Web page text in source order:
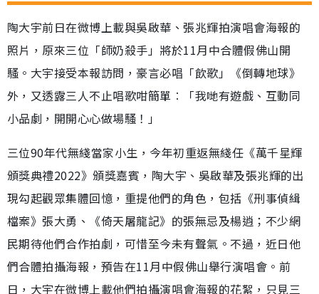
陶大宇前日在微博上載與吳啟華、張兆輝拍演唱會海報的
照片，原來三位「師奶殺手」將於11月中合體假佛山開
騷。大宇接受本報訪問，豪言必唱「飲歌」《倒轉地球》
外，又透露三人不止唱歌咁簡單︰「我哋有遊戲、互動同
小品劇，開開心心做場騷！」
三位90年代無綫當家小生，今年初重返無綫任《萬千星輝
頒獎典禮2022》頒獎嘉賓，陶大宇、吳啟華及張兆輝的出
現勾起觀眾集體回憶，重提他們的角色，包括《刑事偵緝
檔案》張大勇、《倚天屠龍記》的張無忌及楊逍；不少網
民期待他們合作拍劇，可惜至今未有聲氣。不過，近日他
們合體拍攝海報，預告在11月中假佛山舉行演唱會。前
日，大宇在微博上載他們拍攝演唱會海報的花絮，只見三